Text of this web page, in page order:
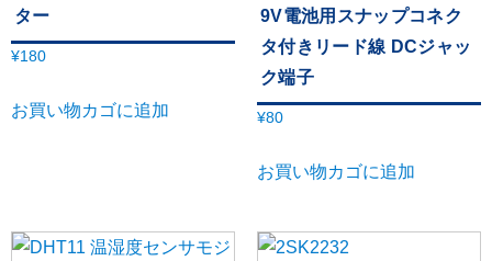
ター
¥180
お買い物カゴに追加
9V電池用スナップコネク
タ付きリード線 DCジャッ
ク端子
¥80
お買い物カゴに追加